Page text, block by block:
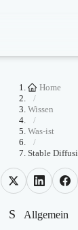
Home
/
Wissen
/
Was-ist
/
Stable
S Allgemein